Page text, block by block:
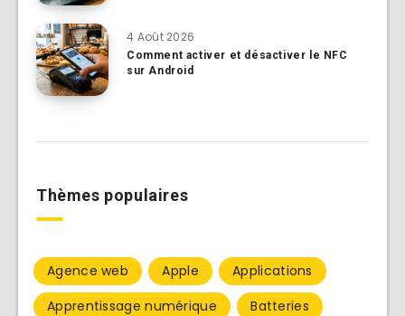
4 Août 2026
Comment activer et désactiver le NFC
sur Android
Thèmes populaires
Agence web Apple
Applications
Apprentissage numérique
Batteries